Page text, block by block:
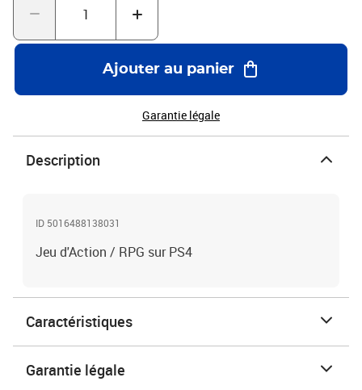
Ajouter au panier
Garantie légale
Description
ID 5016488138031
Jeu d'Action / RPG sur PS4
Caractéristiques
Garantie légale